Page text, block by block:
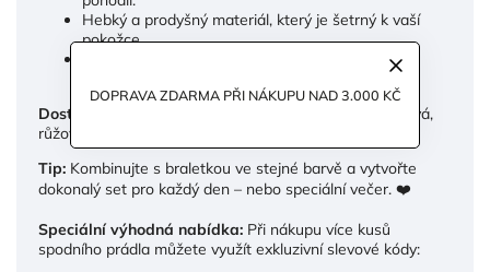
DOPRAVA ZDARMA PŘI NÁKUPU NAD 3.000 KČ
Hebký a prodyšný materiál, který je šetrný k vaší
pokožce.
Design, který tvaruje postavu a zvýrazňuje vaše
Dostupné barvy:
Černá, mauve tělová, zelená, krémová,
růžová a malina.
Tip: Kombinujte s braletkou ve stejné barvě a vytvořte
dokonalý set pro každý den – nebo speciální večer. ❤️
Speciální výhodná nabídka: Při nákupu více kusů
spodního prádla můžete využít exkluzivní slevové kódy: